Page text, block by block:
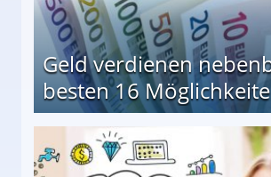
Geld verdienen
besten 16